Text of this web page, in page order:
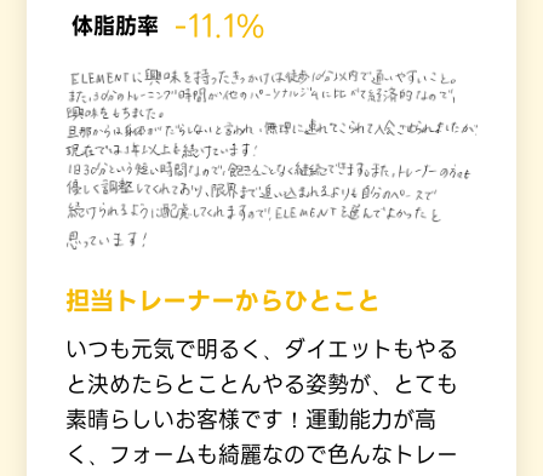
体脂肪率 -11.1%
担当トレーナーからひとこと
いつも元気で明るく、ダイエットもやる
と決めたらとことんやる姿勢が、とても
素晴らしいお客様です！運動能力が高
く、フォームも綺麗なので色んなトレー